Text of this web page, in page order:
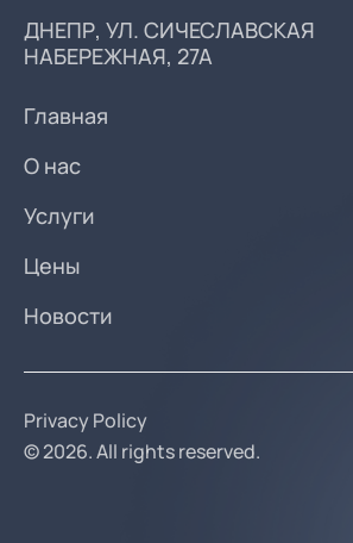
ДНЕПР, УЛ. СИЧЕСЛАВСКАЯ
НАБЕРЕЖНАЯ, 27А
Главная
О нас
Услуги
Цены
Новости
Privacy Policy
© 2026. All rights reserved.